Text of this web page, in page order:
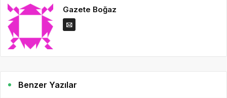
Gazete Boğaz
Benzer Yazılar